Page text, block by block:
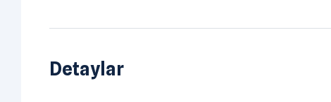
Detaylar